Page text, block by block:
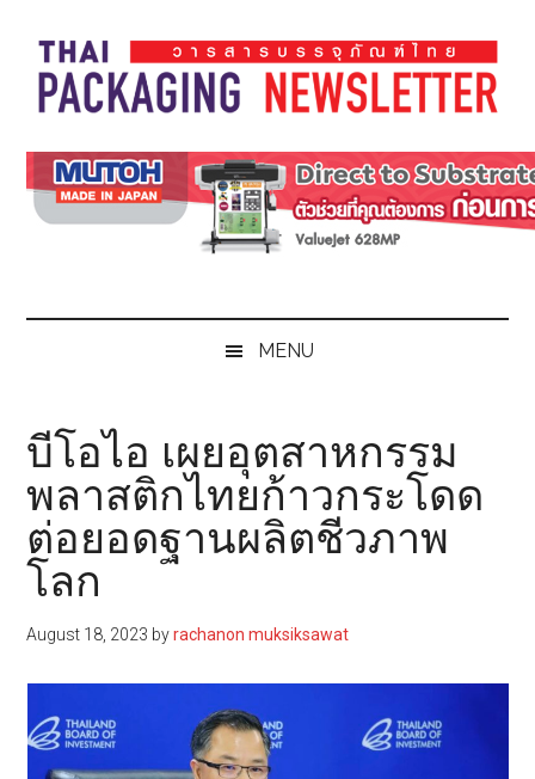
main
content
secondary
menu
primary
sidebar
footer
Thai
Pack
Magazine
Pack
Magazine
MENU
บีโอไอ เผยอุตสาหกรรม
พลาสติกไทยก้าวกระโดด
ต่อยอดฐานผลิตชีวภาพ
โลก
August 18, 2023 byrachanon muksiksawat